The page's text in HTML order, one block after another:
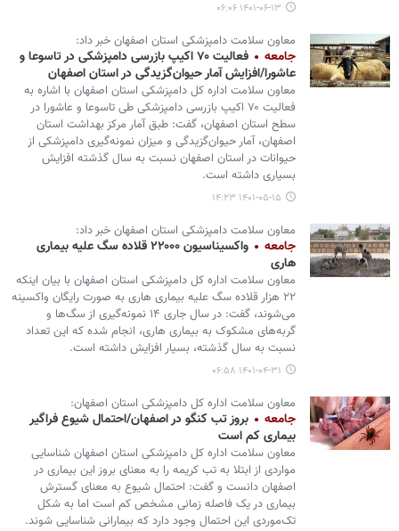
۱۴۰۱-۰۶-۱۳ ۰۶:۰۶
معاون سلامت دامپزشکی استان اصفهان خبر داد:
جامعه
فعالیت ۷۰ اکیپ بازرسی دامپزشکی در تاسوعا و
عاشورا/افزایش آمار حیوان‌گزیدگی در استان اصفهان
معاون سلامت اداره کل دامپزشکی استان اصفهان با اشاره به
فعالیت ۷۰ اکیپ بازرسی دامپزشکی طی تاسوعا و عاشورا در
سطح استان اصفهان، گفت: طبق آمار مرکز بهداشت استان
اصفهان، آمار حیوان‌گزیدگی و میزان نمونه‌گیری دامپزشکی از
حیوانات در استان اصفهان نسبت به سال گذشته افزایش
بسیاری داشته است.
۱۴۰۱-۰۵-۱۵ ۱۴:۲۳
معاون سلامت دامپزشکی استان اصفهان خبر داد:
جامعه
واکسیناسیون ۲۲۰۰۰ قلاده سگ علیه بیماری
هاری
معاون سلامت اداره کل دامپزشکی استان اصفهان با بیان اینکه
۲۲ هزار قلاده سگ علیه بیماری هاری به صورت رایگان واکسینه
می‌شوند، گفت: در سال جاری ۱۴ نمونه‌گیری از سگ‌ها و
گربه‌های مشکوک به بیماری هاری، انجام شده که این تعداد
نسبت به سال گذشته، بسیار افزایش داشته است.
۱۴۰۱-۰۴-۳۱ ۰۶:۵۸
معاون سلامت اداره کل دامپزشکی استان اصفهان:
جامعه
بروز تب کنگو در اصفهان/احتمال شیوع فراگیر
بیماری کم است
معاون سلامت اداره کل دامپزشکی استان اصفهان شناسایی
مواردی از ابتلا به تب کریمه را به معنای بروز این بیماری در
اصفهان دانست و گفت: احتمال شیوع به معنای گسترش
بیماری در یک فاصله زمانی مشخص کم است اما به شکل
تک‌موردی این احتمال وجود دارد که بیمارانی شناسایی شوند.